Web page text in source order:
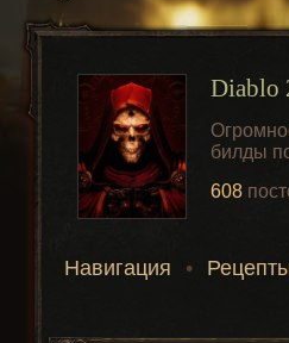
Diablo
билды
608
Навигация •